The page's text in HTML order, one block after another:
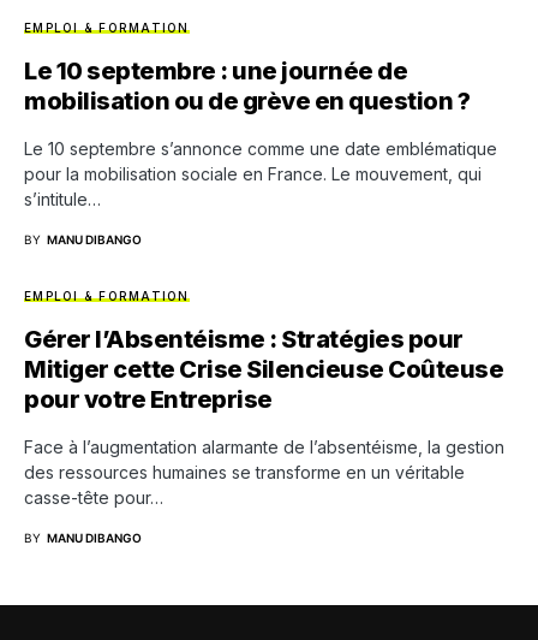
EMPLOI & FORMATION
Le 10 septembre : une journée de
mobilisation ou de grève en question ?
Le 10 septembre s’annonce comme une date emblématique
pour la mobilisation sociale en France. Le mouvement, qui
s’intitule…
BY MANU DIBANGO
EMPLOI & FORMATION
Gérer l’Absentéisme : Stratégies pour
Mitiger cette Crise Silencieuse Coûteuse
pour votre Entreprise
Face à l’augmentation alarmante de l’absentéisme, la gestion
des ressources humaines se transforme en un véritable
casse-tête pour…
BY MANU DIBANGO